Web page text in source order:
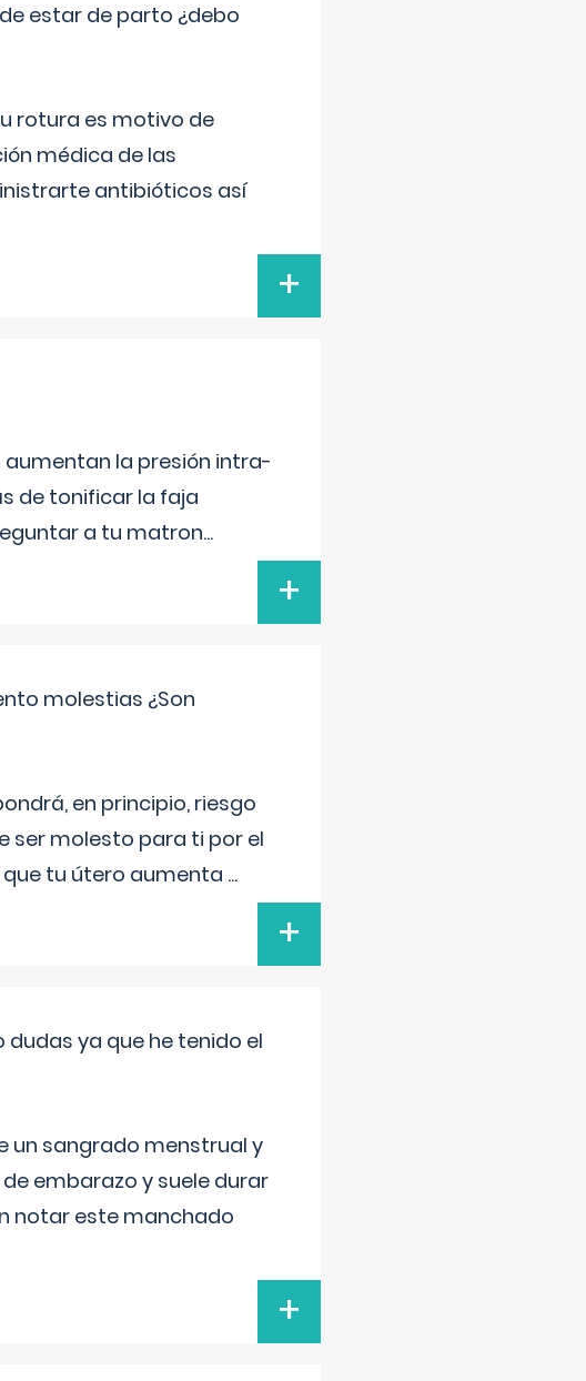
estar de parto ¿debo
rotura es motivo de
médica de las
antibióticos así
+
la presión intra-
de tonificar la faja
a tu matron...
+
molestias ¿Son
en principio, riesgo
ser molesto para ti por el
tu útero aumenta ...
+
ya que he tenido el
un sangrado menstrual y
embarazo y suele durar
notar este manchado
+